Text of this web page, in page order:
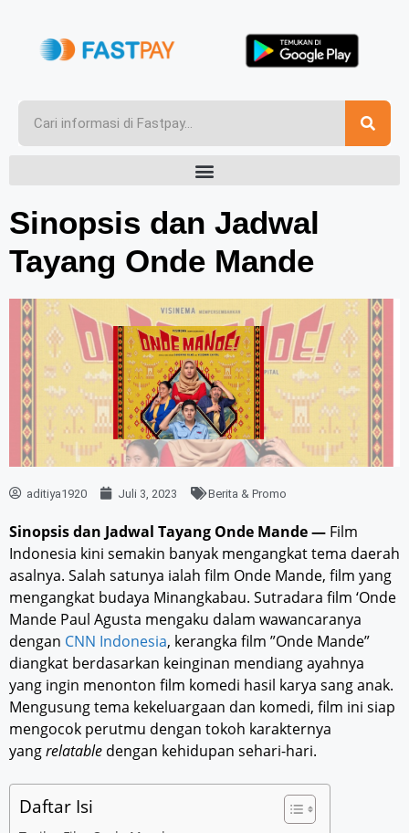
Sinopsis dan Jadwal
Tayang Onde Mande
aditiya1920 Juli 3, 2023 Berita & Promo
Sinopsis dan Jadwal Tayang Onde Mande — Film
Indonesia kini semakin banyak mengangkat tema daerah
asalnya. Salah satunya ialah film Onde Mande, film yang
mengangkat budaya Minangkabau. Sutradara film ‘Onde
Mande Paul Agusta mengaku dalam wawancaranya
dengan CNN Indonesia, kerangka film ”Onde Mande”
diangkat berdasarkan keinginan mendiang ayahnya
yang ingin menonton film komedi hasil karya sang anak.
Mengusung tema kekeluargaan dan komedi, film ini siap
mengocok perutmu dengan tokoh karakternya
yangrelatable dengan kehidupan sehari-hari.
Daftar Isi